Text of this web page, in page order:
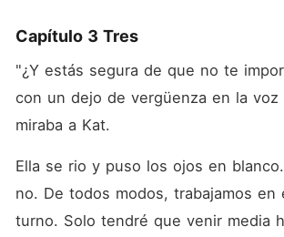
Capítulo 3 Tres
"¿Y estás segura de que no te
con un dejo de vergüenza en la voz
miraba a Kat.
Ella se rio y puso los ojos en
no. De todos modos, trabajamos en
turno. Solo tendré que venir media